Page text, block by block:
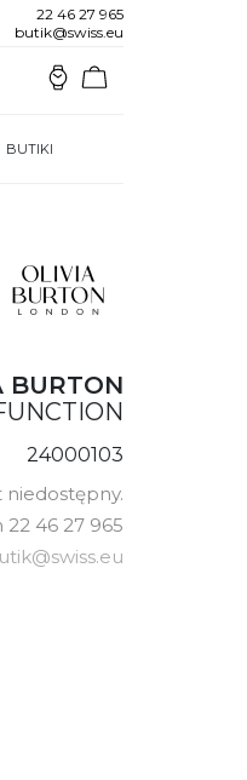
22 46 27 965
butik@swiss.eu
BUTIKI
BURTON
24000103
niedostępny.
22 46 27 965